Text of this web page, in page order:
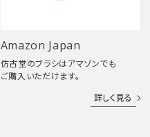
Amazon Japan
仿古堂のブラシはアマゾンでも
ご購入いただけます。
詳しく見る